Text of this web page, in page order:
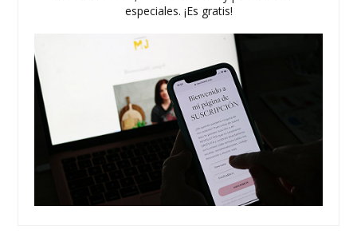
especiales. ¡Es gratis!